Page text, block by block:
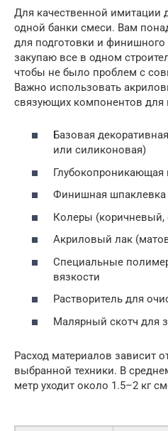
Для качественной имитации
одной банки смеси. Вам
для подготовки и
закупаю все в одном
чтобы не было проблем с
Важно использовать
связующих компонентов для
Базовая
или силиконовая)
Глубокопроникающая
Финишная
Колеры (коричневый,
Акриловый лак
Специальные
вязкости
Растворитель для
Малярный скотч для
Расход материалов зависит
выбранной техники. В
метр уходит около 1.5–2 кг